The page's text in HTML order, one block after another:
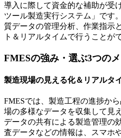
導入に際して資金的な補助が受
ツール製造実行システム」です
質データの管理分析、作業指示
ト＆リアルタイムで行うことが
FMESの強み・選ぶ3つの
製造現場の見える化＆リアルタ
FMESでは、製造工程の進捗か
場の多様なデータを収集して見
データの共有による製造管理の
査データなどの情報は、スマホ